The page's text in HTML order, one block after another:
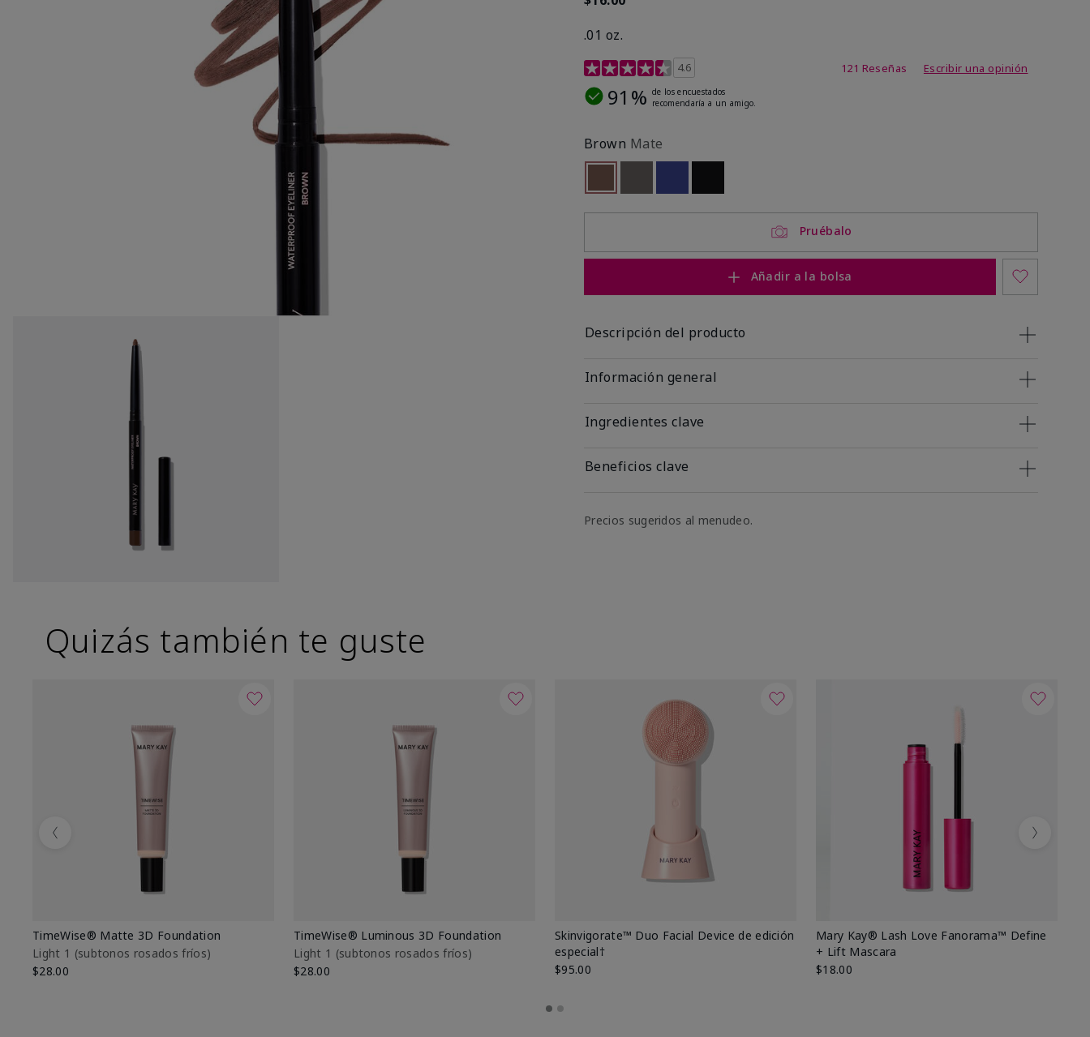
.01 oz.
Calificación de clientes de 4,1 de 5
4.6 121 Reseñas Escribir una opinión
91% de los encuestados
recomendaría a un amigo.
Brown Mate
Pruébalo
Añadir a la bolsa
Descripción del producto
Información general
Ingredientes clave
Beneficios clave
Precios sugeridos al menudeo.
Quizás también te guste
TimeWise® Matte 3D Foundation
Light 1​ (subtonos rosados fríos)
$28.00
TimeWise® Luminous 3D Foundation
Light 1​ (subtonos rosados fríos)
$28.00
Skinvigorate™ Duo Facial Device de edición
especial†
$95.00
Mary Kay® Lash Love Fanorama™ Define
+ Lift Mascara
$18.00
Previous Next